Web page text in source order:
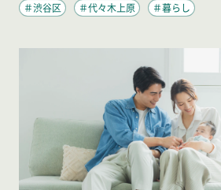
＃渋谷区 ＃代々木上原 ＃暮らし